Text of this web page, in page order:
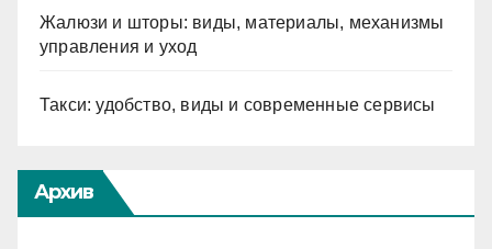
Жалюзи и шторы: виды, материалы, механизмы
управления и уход
Такси: удобство, виды и современные сервисы
Архив